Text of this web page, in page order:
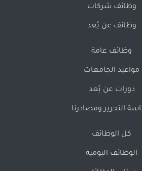
وظائف شركات
وظائف عن بُعد
وظائف عامة
مواعيد الجامعات
دورات عن بُعد
التحرير ومصادرنا
كل الوظائف
الوظائف اليومية